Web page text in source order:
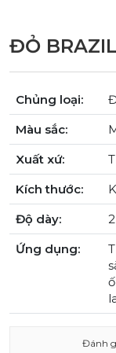
ĐỎ BRAZIL
Chủng loại:
Màu sắc:
Xuất xứ:
Kích thước:
Độ dày:
Ứng dụng:
Đánh